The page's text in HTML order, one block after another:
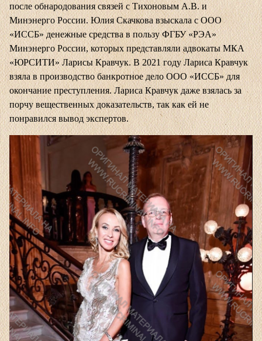
после обнародования связей с Тихоновым А.В. и
Минэнерго России. Юлия Скачкова взыскала с ООО
«ИССБ» денежные средства в пользу ФГБУ «РЭА»
Минэнерго России, которых представляли адвокаты МКА
«ЮРСИТИ» Ларисы Кравчук. В 2021 году Лариса Кравчук
взяла в производство банкротное дело ООО «ИССБ» для
окончание преступления. Лариса Кравчук даже взялась за
порчу вещественных доказательств, так как ей не
понравился вывод экспертов.